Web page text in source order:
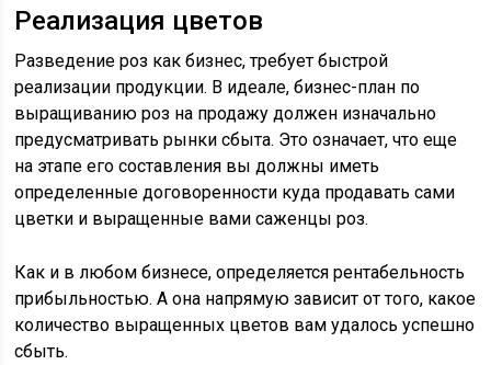
Реализация цветов
Разведение роз как бизнес, требует быстрой
реализации продукции. В идеале, бизнес-план по
выращиванию роз на продажу должен изначально
предусматривать рынки сбыта. Это означает, что еще
на этапе его составления вы должны иметь
определенные договоренности куда продавать сами
цветки и выращенные вами саженцы роз.
Как и в любом бизнесе, определяется рентабельность
прибыльностью. А она напрямую зависит от того, какое
количество выращенных цветов вам удалось успешно
сбыть.